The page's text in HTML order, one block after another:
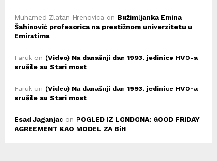
Muhamed Zlatan Hrenovica on Bužimljanka Emina
Šahinović profesorica na prestižnom univerzitetu u
Emiratima
Faruk on (Video) Na današnji dan 1993. jedinice HVO-a
srušile su Stari most
Faruk on (Video) Na današnji dan 1993. jedinice HVO-a
srušile su Stari most
Esad Jaganjac on POGLED IZ LONDONA: GOOD FRIDAY
AGREEMENT KAO MODEL ZA BiH